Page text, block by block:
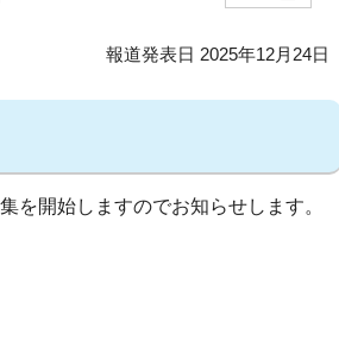
報道発表日 2025年12月24日
を開始しますのでお知らせします。